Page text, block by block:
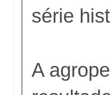
série
A